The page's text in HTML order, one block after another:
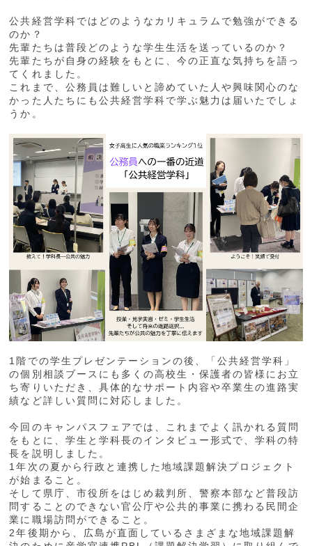
公共経営学科ではどのようなカリキュラムで勉強ができる
のか？
先輩たちは普段どのような学生生活を送っているのか？
先輩たちが自身の経験をもとに、今の正直な気持ちを語っ
てくれました。
これまで、公務員は難しいと諦めていた人や興味関心のな
かった人たちにも公共経営学科で学ぶ魅力は届いたでしょ
うか。
1階での学生プレゼンテーションの後、「公共経営学科」
の個別相談ブースにも多くの高校生・保護者の皆様にお立
ち寄りいただき、具体的なサポート内容や卒業生の進路実
績など詳しい質問に対応しました。
今回のキャンパスフェアでは、これまでよく訊かれる質問
をもとに、学生と学科長のインタビュー形式で、学科の特
長を説明しました。
1年次の夏から行政と連携した地域課題解決プロジェクト
が始まること。
そして県庁、市役所をはじめ裁判所、警察本部など普段訪
問することのできない官公庁や公共的事業に携わる民間企
業に職場訪問ができること。
2年後期から、広島が直面しているさまざまな地域課題解